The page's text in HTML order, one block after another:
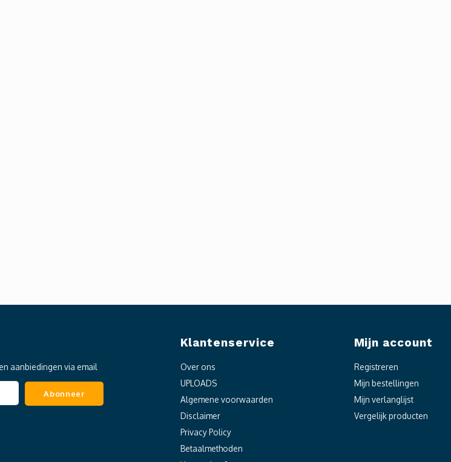
aanbiedingen via email
Abonneer
Klantenservice
Over ons
UPLOADS
Algemene voorwaarden
Disclaimer
Privacy Policy
Betaalmethoden
Mijn account
Registreren
Mijn bestellingen
Mijn verlanglijst
Vergelijk producten